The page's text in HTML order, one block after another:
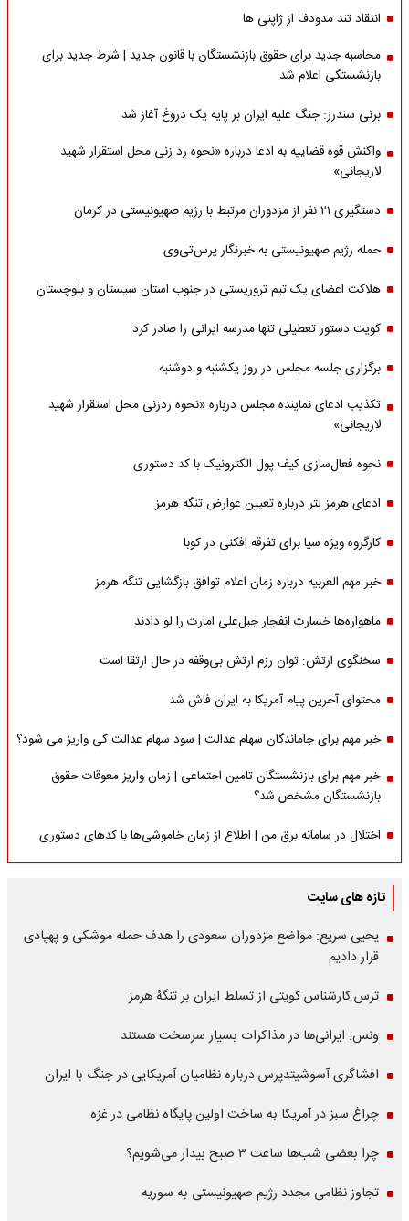
انتقاد تند مدودف از ژاپنی ها
محاسبه جدید برای حقوق بازنشستگان با قانون جدید | شرط جدید برای
بازنشستگی اعلام شد
برنی سندرز: جنگ علیه ایران بر پایه یک دروغ آغاز شد
واکنش قوه قضاییه به ادعا درباره «نحوه رد زنی محل استقرار شهید
لاریجانی»
دستگیری ۲۱ نفر از مزدوران مرتبط با رژیم صهیونیستی در کرمان
حمله رژیم صهیونیستی به خبرنگار پرس‌تی‌وی
هلاکت اعضای یک تیم تروریستی در جنوب استان سیستان و بلوچستان
کویت دستور تعطیلی تنها مدرسه ایرانی را صادر کرد
برگزاری جلسه مجلس در روز یکشنبه و دوشنبه
تکذیب ادعای نماینده مجلس درباره «نحوه ردزنی محل استقرار شهید
لاریجانی»
نحوه فعال‌سازی کیف پول الکترونیک با کد دستوری
ادعای هرمز لتر درباره تعیین عوارض تنگه هرمز
کارگروه ویژه سیا برای تفرقه افکنی در کوبا
خبر مهم العربیه درباره زمان اعلام توافق بازگشایی تنگه هرمز
ماهواره‌‌ها خسارت انفجار جبل‌علی امارت را لو دادند
سخنگوی ارتش: توان رزم ارتش بی‌وقفه در حال ارتقا است
محتوای آخرین پیام آمریکا به ایران فاش شد
خبر مهم برای جاماندگان سهام عدالت | سود سهام عدالت کی واریز می شود؟
خبر مهم برای بازنشستگان تامین اجتماعی | زمان واریز معوقات حقوق
بازنشستگان مشخص شد؟
اختلال در سامانه برق من | اطلاع از زمان خاموشی‌ها با کدهای دستوری
تازه های سایت
یحیی سریع: مواضع مزدوران سعودی را هدف حمله موشکی و پهپادی
قرار دادیم
ترس کارشناس کویتی از تسلط ایران بر تنگۀ هرمز
ونس: ایرانی‌ها در مذاکرات بسیار سرسخت هستند
افشاگری آسوشیتدپرس درباره نظامیان آمریکایی در جنگ با ایران
چراغ سبز در آمریکا به ساخت اولین پایگاه نظامی در غزه
چرا بعضی شب‌ها ساعت ۳ صبح بیدار می‌شویم؟
تجاوز نظامی مجدد رژیم صهیونیستی به سوریه